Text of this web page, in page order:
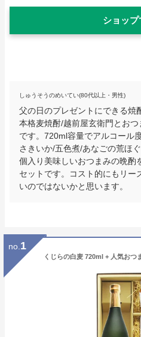
ショップ
しゅうそうのめいてい(80代以上・男性)
父の日のプレゼントにできる焼
本格麦焼酎/越前屋玄衛門とお
です。720ml容量でアルコール
さきいか/五色煮/あなごの荒ほ
個入り美味しいおつまみの晩酌
セットです。コスト的にもリー
いのではないかと思います。
no. 1